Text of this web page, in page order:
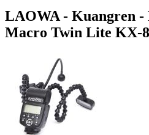
LAOWA - Kuangren -
Macro Twin Lite KX-